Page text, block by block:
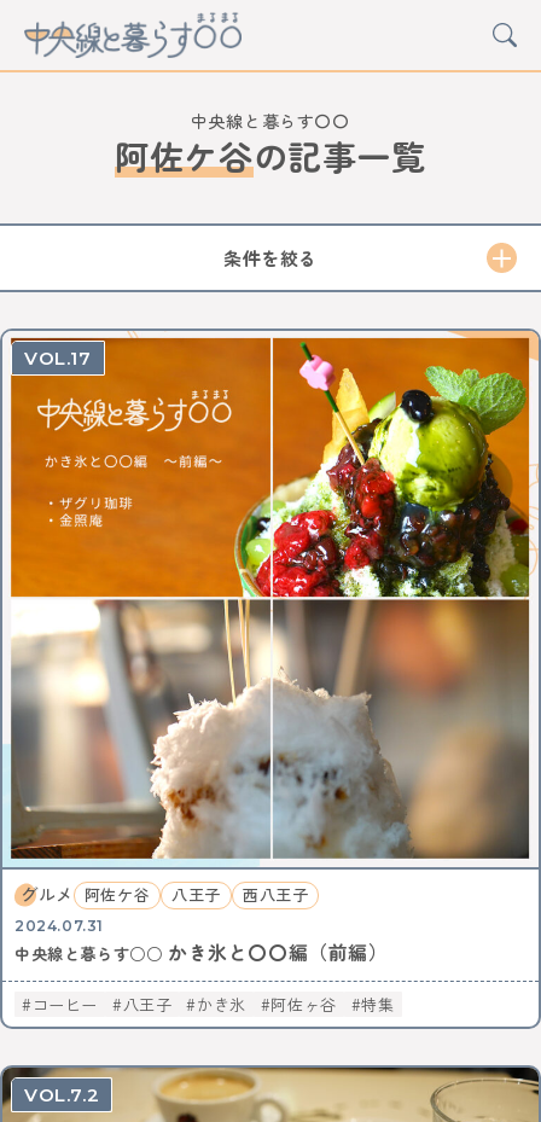
中野 高円寺 阿佐ケ谷 荻窪 西荻窪
吉祥寺
三鷹
武蔵小金井
国分寺
西国分寺
国立 立川 豊田
八王子
西八王子
高尾 西立川 東中神 中神
昭島
拝島
牛浜 福生 小作 河辺
東青梅
イルミネーション
お菓子 三鷹
八王子
西八王子
レポート 特集
特集分割版
中央線〇〇散歩
イタリアン 国立
武蔵小金井
東小金井
スイーツ チョコレート
写真
ポートレート
中野サンプラザ
中野ブロードウェイ
中野
サブカル 歴史
杉並区
武蔵野市
ゴミ処理場 体験
ワークショップ
バレンタイン
立川 サポート記事
カフェ散歩
イベント
かき氷 阿佐ヶ谷
荻窪
自動車教習所 武蔵境
昭和記念公園
サイエンス
イマジナス
農業 小金井市 西国分寺
高尾
動物
中央線からはじまるしぇ
ノミノイチ
中央線と暮らす〇〇な人
企業
地域活性化
中央線の魅力発見
辛い物
とんがらしフェスタ
家具
雑貨 リノベーション 模様替え
美術館
国分寺 西荻窪 パンまつり
桜
フォトスポット
街歩き
中央線ビールフェスティバル
古本
中央線と暮らす〇〇
阿佐ケ谷の記事一覧
条件を絞る
17
グルメ 阿佐ケ谷 八王子 西八王子
2024.07.31
中央線と暮らす○○ かき氷と〇〇編（前編）
コーヒー 八王子 かき氷 阿佐ヶ谷 特集
7.2